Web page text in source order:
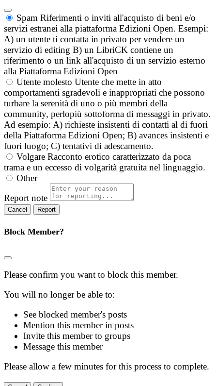
Spam Riferimenti o inviti all'acquisto di beni e/o
servizi estranei alla piattaforma Edizioni Open. Esempi:
A) un utente ti contatta in privato per vendere un
servizio di editing B) un LibriCK contiene un
riferimento o un link all'acquisto di un servizio esterno
alla Piattaforma Edizioni Open
Utente molesto Utente che mette in atto
comportamenti sgradevoli e inappropriati che possono
turbare la serenità di uno o più membri della
community, perlopiù sottoforma di messaggi in privato.
Ad esempio: A) richieste insistenti di contatti al di fuori
della Piattaforma Edizioni Open; B) avances insistenti e
fuori luogo; C) tentativi di adescamento.
Volgare Racconto erotico caratterizzato da poca
trama e un eccesso di volgarità gratuita nel linguaggio.
Other
Report note
Report
Block Member?
Please confirm you want to block this member.
You will no longer be able to:
See blocked member's posts
Mention this member in posts
Invite this member to groups
Message this member
Please allow a few minutes for this process to complete.